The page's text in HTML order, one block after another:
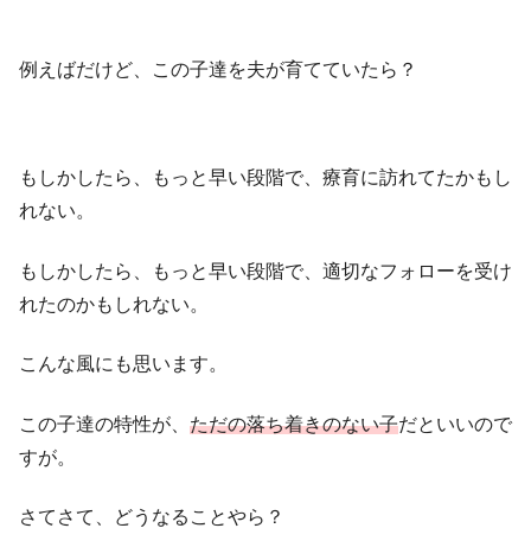
例えばだけど、この子達を夫が育てていたら？
もしかしたら、もっと早い段階で、療育に訪れてたかもし
れない。
もしかしたら、もっと早い段階で、適切なフォローを受け
れたのかもしれない。
こんな風にも思います。
この子達の特性が、 ただの落ち着きのない子だといいので
すが。
さてさて、どうなることやら？